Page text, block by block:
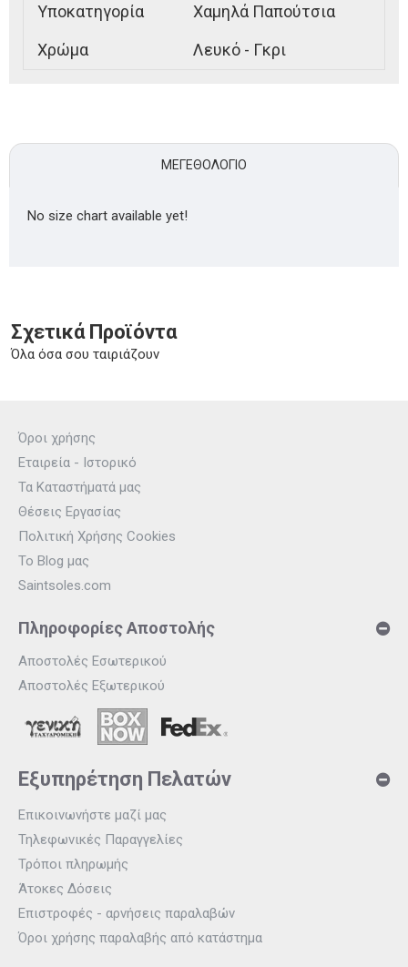
Υποκατηγορία
Χαμηλά Παπούτσια
Χρώμα
Λευκό - Γκρι
ΜΕΓΕΘΟΛΌΓΙΟ
No size chart available yet!
Σχετικά Προϊόντα
Όλα όσα σου ταιριάζουν
Όροι χρήσης
Εταιρεία - Ιστορικό
Τα Καταστήματά μας
Θέσεις Εργασίας
Πολιτική Χρήσης Cookies
Το Blog μας
Saintsoles.com
Πληροφορίες Αποστολής
Αποστολές Εσωτερικού
Αποστολές Εξωτερικού
Εξυπηρέτηση Πελατών
Επικοινωνήστε μαζί μας
Τηλεφωνικές Παραγγελίες
Τρόποι πληρωμής
Άτοκες Δόσεις
Επιστροφές - αρνήσεις παραλαβών
Όροι χρήσης παραλαβής από κατάστημα